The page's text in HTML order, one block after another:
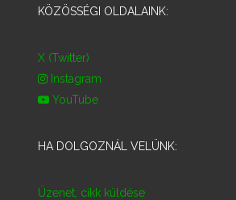
KÖZÖSSÉGI OLDALAINK:
X (Twitter)
Instagram
YouTube
HA DOLGOZNÁL VELÜNK:
Üzenet, cikk küldése